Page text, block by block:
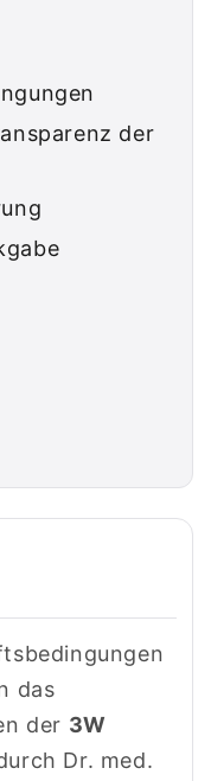
der
das
der 3W
Dr. med.